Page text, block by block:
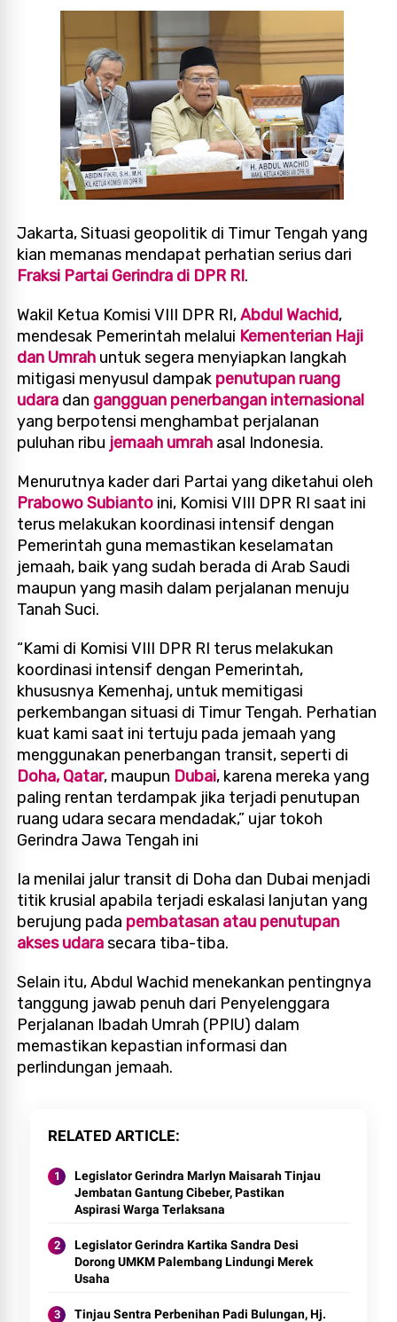
Jakarta, Situasi geopolitik di Timur Tengah yang
kian memanas mendapat perhatian serius dari
Fraksi Partai Gerindra di DPR RI.
Wakil Ketua Komisi VIII DPR RI,Abdul Wachid,
mendesak Pemerintah melalui Kementerian Haji
dan Umrah untuk segera menyiapkan langkah
mitigasi menyusul dampak penutupan ruang
udara dan gangguan penerbangan internasional
yang berpotensi menghambat perjalanan
puluhan ribu jemaah umrah asal Indonesia.
Menurutnya kader dari Partai yang diketahui oleh
Prabowo Subianto ini, Komisi VIII DPR RI saat ini
terus melakukan koordinasi intensif dengan
Pemerintah guna memastikan keselamatan
jemaah, baik yang sudah berada di Arab Saudi
maupun yang masih dalam perjalanan menuju
Tanah Suci.
“Kami di Komisi VIII DPR RI terus melakukan
koordinasi intensif dengan Pemerintah,
khususnya Kemenhaj, untuk memitigasi
perkembangan situasi di Timur Tengah. Perhatian
kuat kami saat ini tertuju pada jemaah yang
menggunakan penerbangan transit, seperti di
Doha, Qatar, maupun Dubai, karena mereka yang
paling rentan terdampak jika terjadi penutupan
ruang udara secara mendadak,” ujar tokoh
Gerindra Jawa Tengah ini
Ia menilai jalur transit di Doha dan Dubai menjadi
titik krusial apabila terjadi eskalasi lanjutan yang
berujung pada pembatasan atau penutupan
akses udarasecara tiba-tiba.
Selain itu, Abdul Wachid menekankan pentingnya
tanggung jawab penuh dari Penyelenggara
Perjalanan Ibadah Umrah (PPIU) dalam
memastikan kepastian informasi dan
perlindungan jemaah.
RELATED ARTICLE
Legislator Gerindra Marlyn Maisarah Tinjau
Jembatan Gantung Cibeber, Pastikan
Aspirasi Warga Terlaksana
Legislator Gerindra Kartika Sandra Desi
Dorong UMKM Palembang Lindungi Merek
Usaha
Tinjau Sentra Perbenihan Padi Bulungan, Hj.